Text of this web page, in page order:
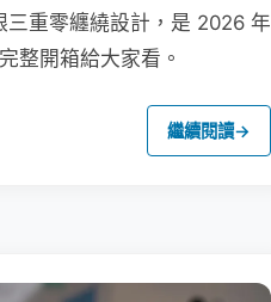
三重零纏繞設計，是 2026 年
整開箱給大家看。
繼續閱讀→